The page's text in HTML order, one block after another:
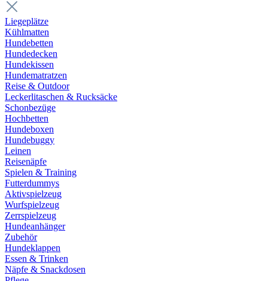
Liegeplätze
Kühlmatten
Hundebetten
Hundedecken
Hundekissen
Hundematratzen
Reise & Outdoor
Leckerlitaschen & Rucksäcke
Schonbezüge
Hochbetten
Hundeboxen
Hundebuggy
Leinen
Reisenäpfe
Spielen & Training
Futterdummys
Aktivspielzeug
Wurfspielzeug
Zerrspielzeug
Hundeanhänger
Zubehör
Hundeklappen
Essen & Trinken
Näpfe & Snackdosen